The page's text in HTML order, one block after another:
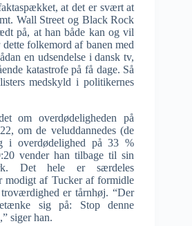
at det er svært at
Wall Street og Black Rock
på, at han både kan og vil
folkemord af banen med
en udsendelse i dansk tv,
katastrofe på få dage. Så
medskyld i politikernes
om overdødeligheden på
om de veluddannedes (de
i overdødelighed på 33 %
vender han tilbage til sin
Det hele er særdeles
modigt af Tucker af formidle
er tårnhøj. “Der
sig på: Stop denne
siger han.